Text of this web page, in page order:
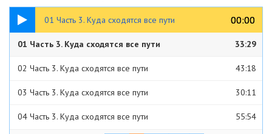
01 Часть 3. Куда сходятся все пути 00:00
00:00
33:29
01 Часть 3. Куда сходятся все пути 33:29
02 Часть 3. Куда сходятся все пути 43:18
03 Часть 3. Куда сходятся все пути 30:11
04 Часть 3. Куда сходятся все пути 55:54